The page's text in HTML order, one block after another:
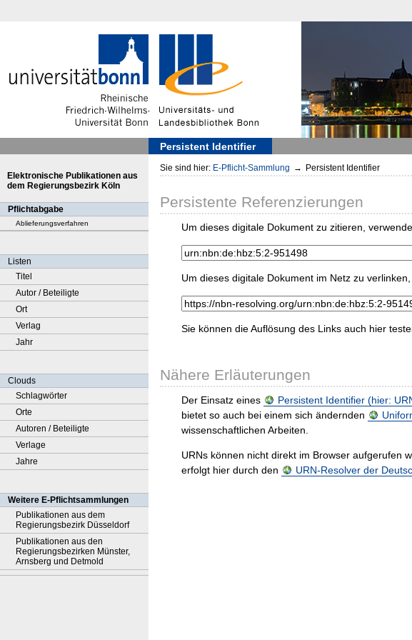
Persistent Identifier
Elektronische Publikationen aus
dem Regierungsbezirk Köln
Pflichtabgabe
Ablieferungsverfahren
Listen
Titel
Autor / Beteiligte
Ort
Verlag
Jahr
Clouds
Schlagwörter
Orte
Autoren / Beteiligte
Verlage
Jahre
Weitere E-Pflichtsammlungen
Publikationen aus dem
Regierungsbezirk Düsseldorf
Publikationen aus den
Regierungsbezirken Münster,
Arnsberg und Detmold
Sie sind hier: E-Pflicht-Sammlung → Persistent Identifier
Persistente Referenzierungen
Um dieses digitale Dokument zu zitieren,
Um dieses digitale Dokument im Netz zu
Sie können die Auflösung des Links auch hier
Nähere Erläuterungen
Der Einsatz eines Persistent Identifier (hier:
bietet so auch bei einem sich ändernden
wissenschaftlichen Arbeiten.
URNs können nicht direkt im Browser aufgerufen
erfolgt hier durch den
URN-Resolver der